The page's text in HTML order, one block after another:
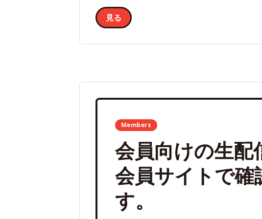
見る
Members
会員向けの生配
会員サイトで確
す。